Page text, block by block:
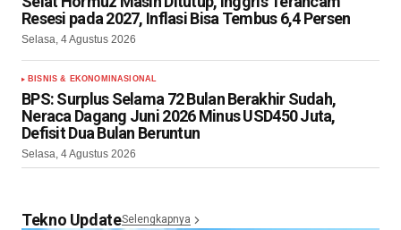
Resesi pada 2027, Inflasi Bisa Tembus 6,4 Persen
Selasa, 4 Agustus 2026
BISNIS & EKONOMI NASIONAL
BPS: Surplus Selama 72 Bulan Berakhir Sudah,
Neraca Dagang Juni 2026 Minus USD450 Juta,
Defisit Dua Bulan Beruntun
Selasa, 4 Agustus 2026
Tekno UpdateSelengkapnya